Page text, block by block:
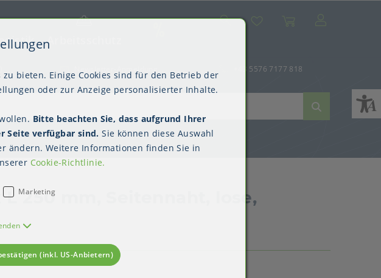
Küchenbedarf Hygiene & Reinigung
Waschraumhygiene Kimberly-Clark™
Versandverpackungen
Arbeitsschutz
Schutzkleidung Überschuhe
SucheWunschliste
+43 5576 7177 818
250 mm, Seitennaht, lose,
bieten. Einige Cookies sind für den Betrieb der
oder zur Anzeige personalisierter Inhalte.
Bitte beachten Sie, dass aufgrund Ihrer
Seite verfügbar sind. Sie können diese Auswahl
ändern. Weitere Informationen finden Sie in
Cookie-Richtlinie.
Marketing
(inkl. US-Anbietern)